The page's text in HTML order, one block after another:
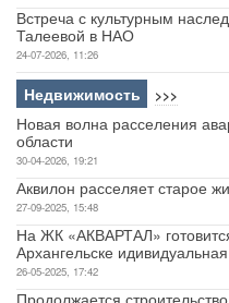
Встреча с культурным
Талеевой в НАО
24-07-2026, 11:26
Недвижимость >>>
Новая волна расселения
области
30-04-2026, 19:21
Аквилон расселяет старое
27-09-2025, 15:48
На ЖК «АКВАРТАЛ»
Архангельске
26-05-2025, 17:42